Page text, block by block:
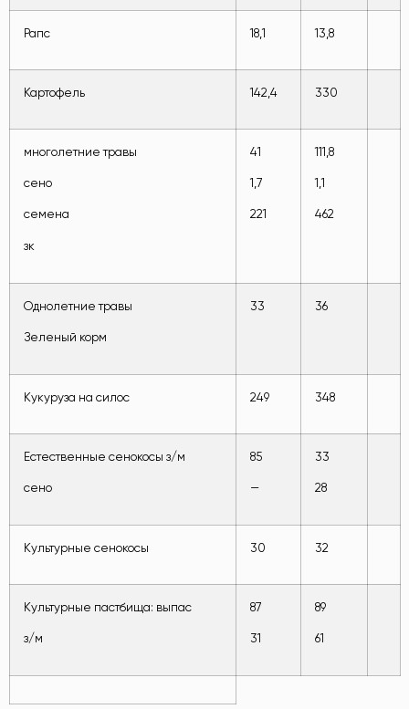
Рапс 18,1 13,8
Картофель 142,4 330
многолетние травы
сено
семена
зк
41
1,7
221
111,8
1,1
462
Однолетние травы
Зеленый корм
33 36
Кукуруза на силос 249 348
Естественные сенокосы з/м
сено
85
—
33
28
Культурные сенокосы 30 32
Культурные пастбища: выпас
з/м
87
31
89
61